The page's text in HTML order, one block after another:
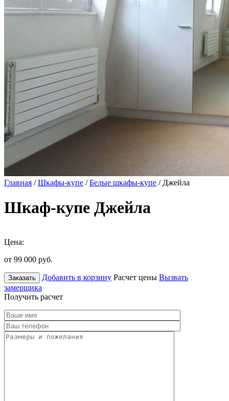
Главная /Шкафы-купе /Белые шкафы-купе / Джейла
Шкаф-купе Джейла
Цена:
от 99 000 руб.
Заказать Добавить в корзину Расчет цены Вызвать
замерщика
Получить расчет